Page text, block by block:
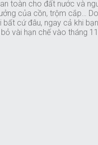
toàn cho đất nước và
của cồn, trộm cắp…
cứ đâu, ngay cả khi
vài hạn chế vào tháng